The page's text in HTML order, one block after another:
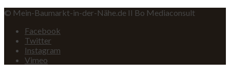
© Mein-Baumarkt-in-der-Nähe.de II Bo Mediaconsult
Facebook
Twitter
Instagram
Vimeo